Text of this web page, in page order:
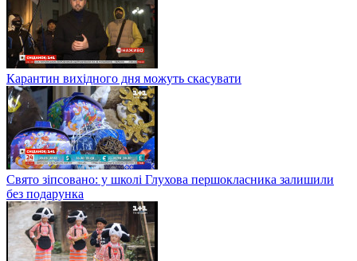
Карантин вихідного дня можуть скасувати
Свято зіпсовано: у школі Глухова першокласника залишили
без подарунка